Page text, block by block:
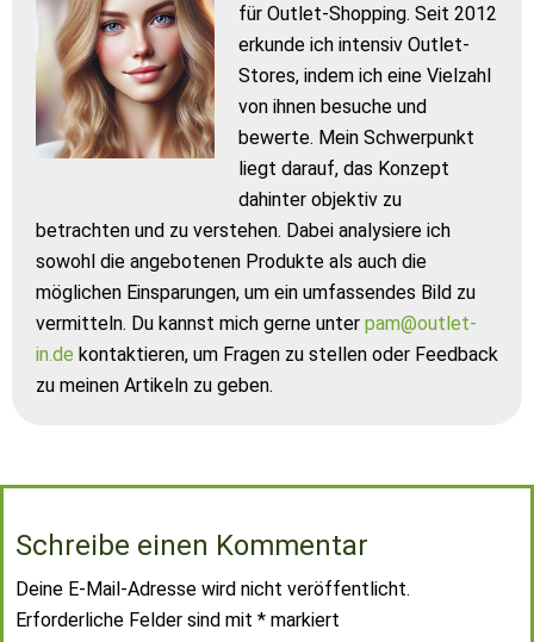
für Outlet-Shopping. Seit 2012
erkunde ich intensiv Outlet-
Stores, indem ich eine Vielzahl
von ihnen besuche und
bewerte. Mein Schwerpunkt
liegt darauf, das Konzept
dahinter objektiv zu
betrachten und zu verstehen. Dabei analysiere ich
sowohl die angebotenen Produkte als auch die
möglichen Einsparungen, um ein umfassendes Bild zu
vermitteln. Du kannst mich gerne unter pam@outlet-
in.de kontaktieren, um Fragen zu stellen oder Feedback
zu meinen Artikeln zu geben.
Schreibe einen Kommentar
Deine E-Mail-Adresse wird nicht veröffentlicht.
Erforderliche Felder sind mit * markiert